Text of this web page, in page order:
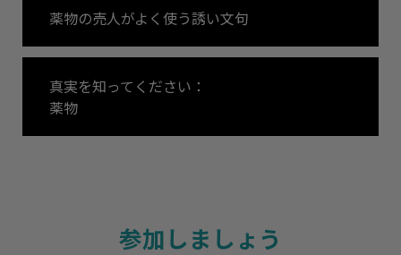
薬物の売人がよく使う誘い文句
真実を知ってください：
薬物
参加しましょう